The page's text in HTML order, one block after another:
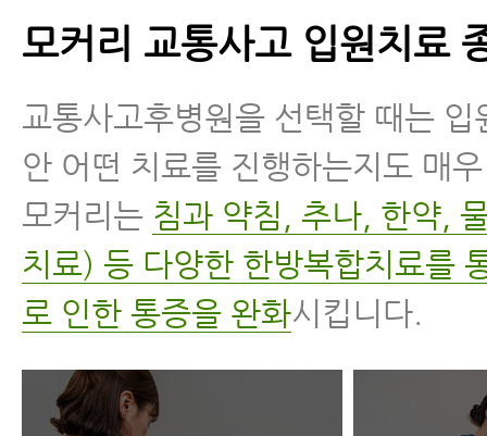
모커리 교통사고 입원치료
교통사고후병원을 선택할 때는 입
안 어떤 치료를 진행하는지도 매
모커리는 침과 약침, 추나, 한약,
치료) 등 다양한 한방복합치료를
로 인한 통증을 완화시킵니다.